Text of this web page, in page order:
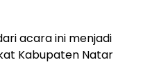
acara ini menjadi
Kabupaten Natar